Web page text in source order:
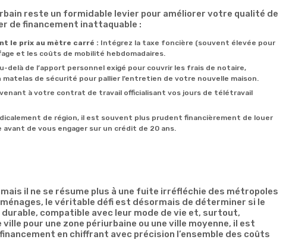
reste un formidable levier pour améliorer votre qualité de
de financement inattaquable :
le prix au mètre carré : Intégrez la taxe foncière (souvent élevée pour
et les coûts de mobilité hebdomadaires.
delà de l’apport personnel exigé pour couvrir les frais de notaire,
matelas de sécurité pour pallier l’entretien de votre nouvelle maison.
à votre contrat de travail officialisant vos jours de télétravail
de région, il est souvent plus prudent financièrement de louer
de vous engager sur un crédit de 20 ans.
mais il ne se résume plus à une fuite irréfléchie des métropoles
le véritable défi est désormais de déterminer si le
compatible avec leur mode de vie et, surtout,
pour une zone périurbaine ou une ville moyenne, il est
en chiffrant avec précision l’ensemble des coûts